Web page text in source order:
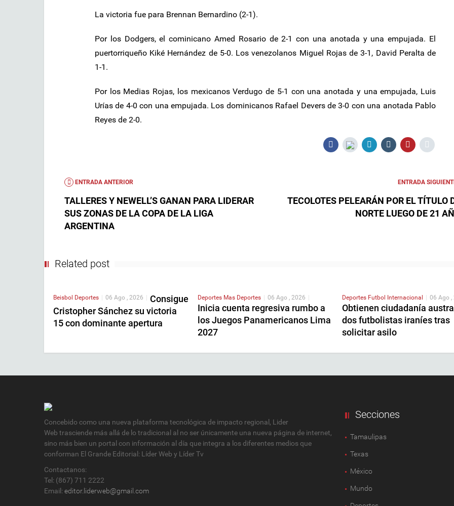
La victoria fue para Brennan Bernardino (2-1).
Por los Dodgers, el cominicano Amed Rosario de 2-1 con una anotada y una empujada. El
puertorriqueño Kiké Hernández de 5-0. Los venezolanos Miguel Rojas de 3-1, David Peralta de
1-1.
Por los Medias Rojas, los mexicanos Verdugo de 5-1 con una anotada y una empujada, Luis
Urías de 4-0 con una empujada. Los dominicanos Rafael Devers de 3-0 con una anotada Pablo
Reyes de 2-0.
ENTRADA ANTERIOR
TALLERES Y NEWELL’S GANAN PARA LIDERAR
SUS ZONAS DE LA COPA DE LA LIGA
ARGENTINA
ENTRADA
TECOLOTES PELEARÁN POR EL TÍTULO
NORTE LUEGO DE 21
Related post
Beisbol Deportes | 06 Ago , 2026 | Consigue
Cristopher Sánchez su victoria
15 con dominante apertura
Deportes Mas Deportes | 06 Ago , 2026 |
Inicia cuenta regresiva rumbo a
los Juegos Panamericanos Lima
2027
Deportes Futbol Internacional | 06 Ago ,
Obtienen ciudadanía
dos futbolistas iraníes tras
solicitar asilo
Concebido como una nueva plataforma tecnológica de impacto regional, Lider
Web trasciende más allá de lo tradicional al no ser únicamente una nueva página de internet,
sino más bien un portal con información al día que integra a los diferentes medios que
conforman El Grande Editorial: Líder Web y Líder Tv
Contactanos:
Tel: (867) 711 2222
Email: editor.liderweb@gmail.com
Secciones
Tamaulipas
Texas
México
Mundo